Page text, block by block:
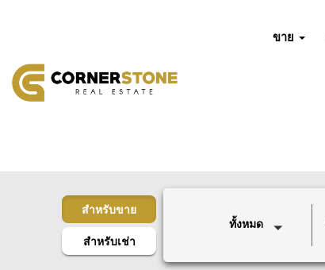
ขาย
สำหรับขาย
สำหรับเช่า
ทั้งหมด